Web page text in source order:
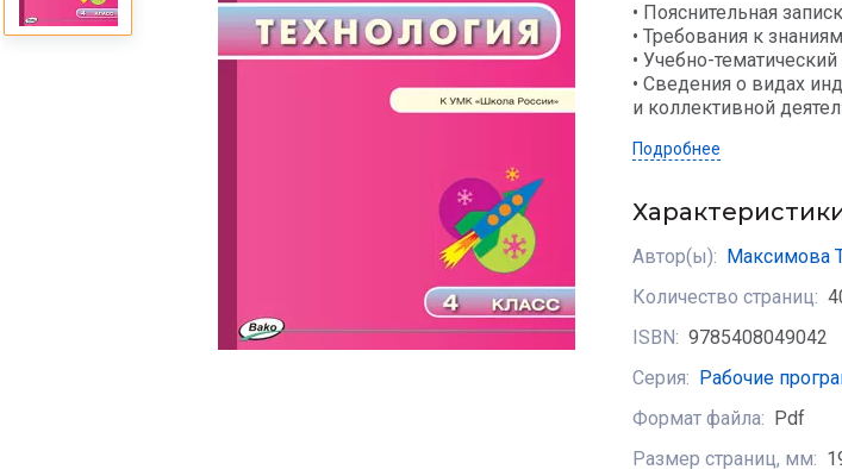
• Пояснительная
• Требования к
• Учебно-тематический
• Сведения о видах
и коллективной
Подробнее
Автор(ы):
Максимова
Количество страниц:
ISBN: 9785408049042
Серия:
Рабочие
Формат файла:
Pdf
Размер страниц, мм: